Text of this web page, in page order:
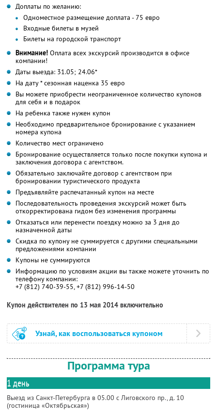
Доплаты по желанию:
Одноместное размещение доплата - 75 евро
Входные билеты в музей
Билеты на городской транспорт
Внимание! Оплата всех экскурсий производится в офисе
компании!
Даты выезда: 31.05; 24.06*
На дату * сезонная наценка 35 евро
Вы можете приобрести неограниченное количество купонов
для себя и в подарок
На ребенка также нужен купон
Необходимо предварительное бронирование с указанием
номера купона
Количество мест ограничено
Бронирование осуществляется только после покупки купона и
заключения договора с агентством.
Обязательно заключайте договор с агентством при
бронировании туристического продукта
Предъявляйте распечатанный купон на месте
Последовательность проведения экскурсий может быть
откорректирована гидом без изменения программы
Отказаться или перенести поездку можно за 3 дня до
назначенной даты
Скидка по купону не суммируется с другими специальными
предложениями компании
Купоны не суммируются
Информацию по условиям акции вы также можете уточнить по
телефону компании:
+7 (812) 740-39-55, +7 (812) 996-14-50
Купон действителен по 13 мая 2014 включительно
Узнай, как воспользоваться купоном
Программа тура
1 день
Выезд из Санкт-Петербурга в 05.00 с Лиговского пр., д. 10
(гостиница «Октябрьская»)